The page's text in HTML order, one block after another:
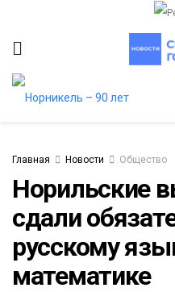
Главная Новости Общество
Норильские
сдали
русскому
математике